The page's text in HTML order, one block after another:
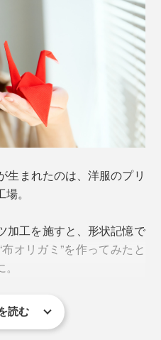
生まれたのは、洋服のプリ
。
加工を施すと、形状記憶で
オリガミ”を作ってみたと
読む